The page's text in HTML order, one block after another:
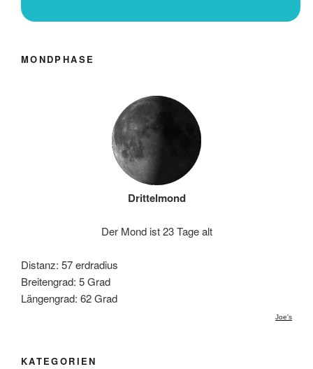
MONDPHASE
Drittelmond
Der Mond ist 23 Tage alt
Distanz: 57 erdradius
Breitengrad: 5 Grad
Längengrad: 62 Grad
Joe's
KATEGORIEN